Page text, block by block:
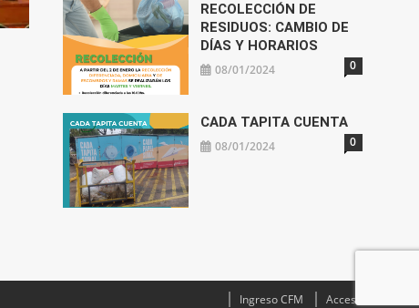
RECOLECCIÓN DE
RESIDUOS: CAMBIO DE
DÍAS Y HORARIOS
08/01/2024 0
CADA TAPITA CUENTA
08/01/2024 0
Ingreso CFM Acceso